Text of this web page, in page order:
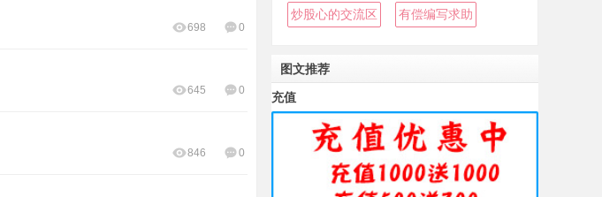
0
698
0
645
0
846
炒股心的交流区 有偿编写求助
图文推荐
充值